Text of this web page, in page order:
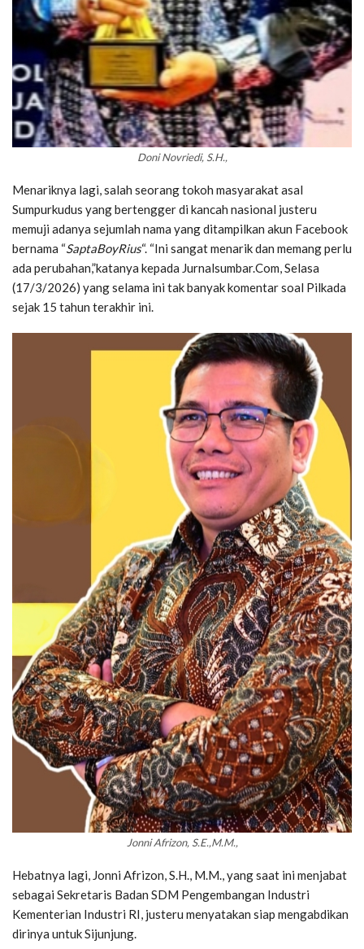
Doni Novriedi, S.H.,
Menariknya lagi, salah seorang tokoh masyarakat asal
Sumpurkudus yang bertengger di kancah nasional justeru
memuji adanya sejumlah nama yang ditampilkan akun Facebook
bernama “SaptaBoyRius“. “Ini sangat menarik dan memang perlu
ada perubahan,”katanya kepada Jurnalsumbar.Com, Selasa
(17/3/2026) yang selama ini tak banyak komentar soal Pilkada
sejak 15 tahun terakhir ini.
Jonni Afrizon, S.E.,M.M.,
Hebatnya lagi, Jonni Afrizon, S.H., M.M., yang saat ini menjabat
sebagai Sekretaris Badan SDM Pengembangan Industri
Kementerian Industri RI, justeru menyatakan siap mengabdikan
dirinya untuk Sijunjung.